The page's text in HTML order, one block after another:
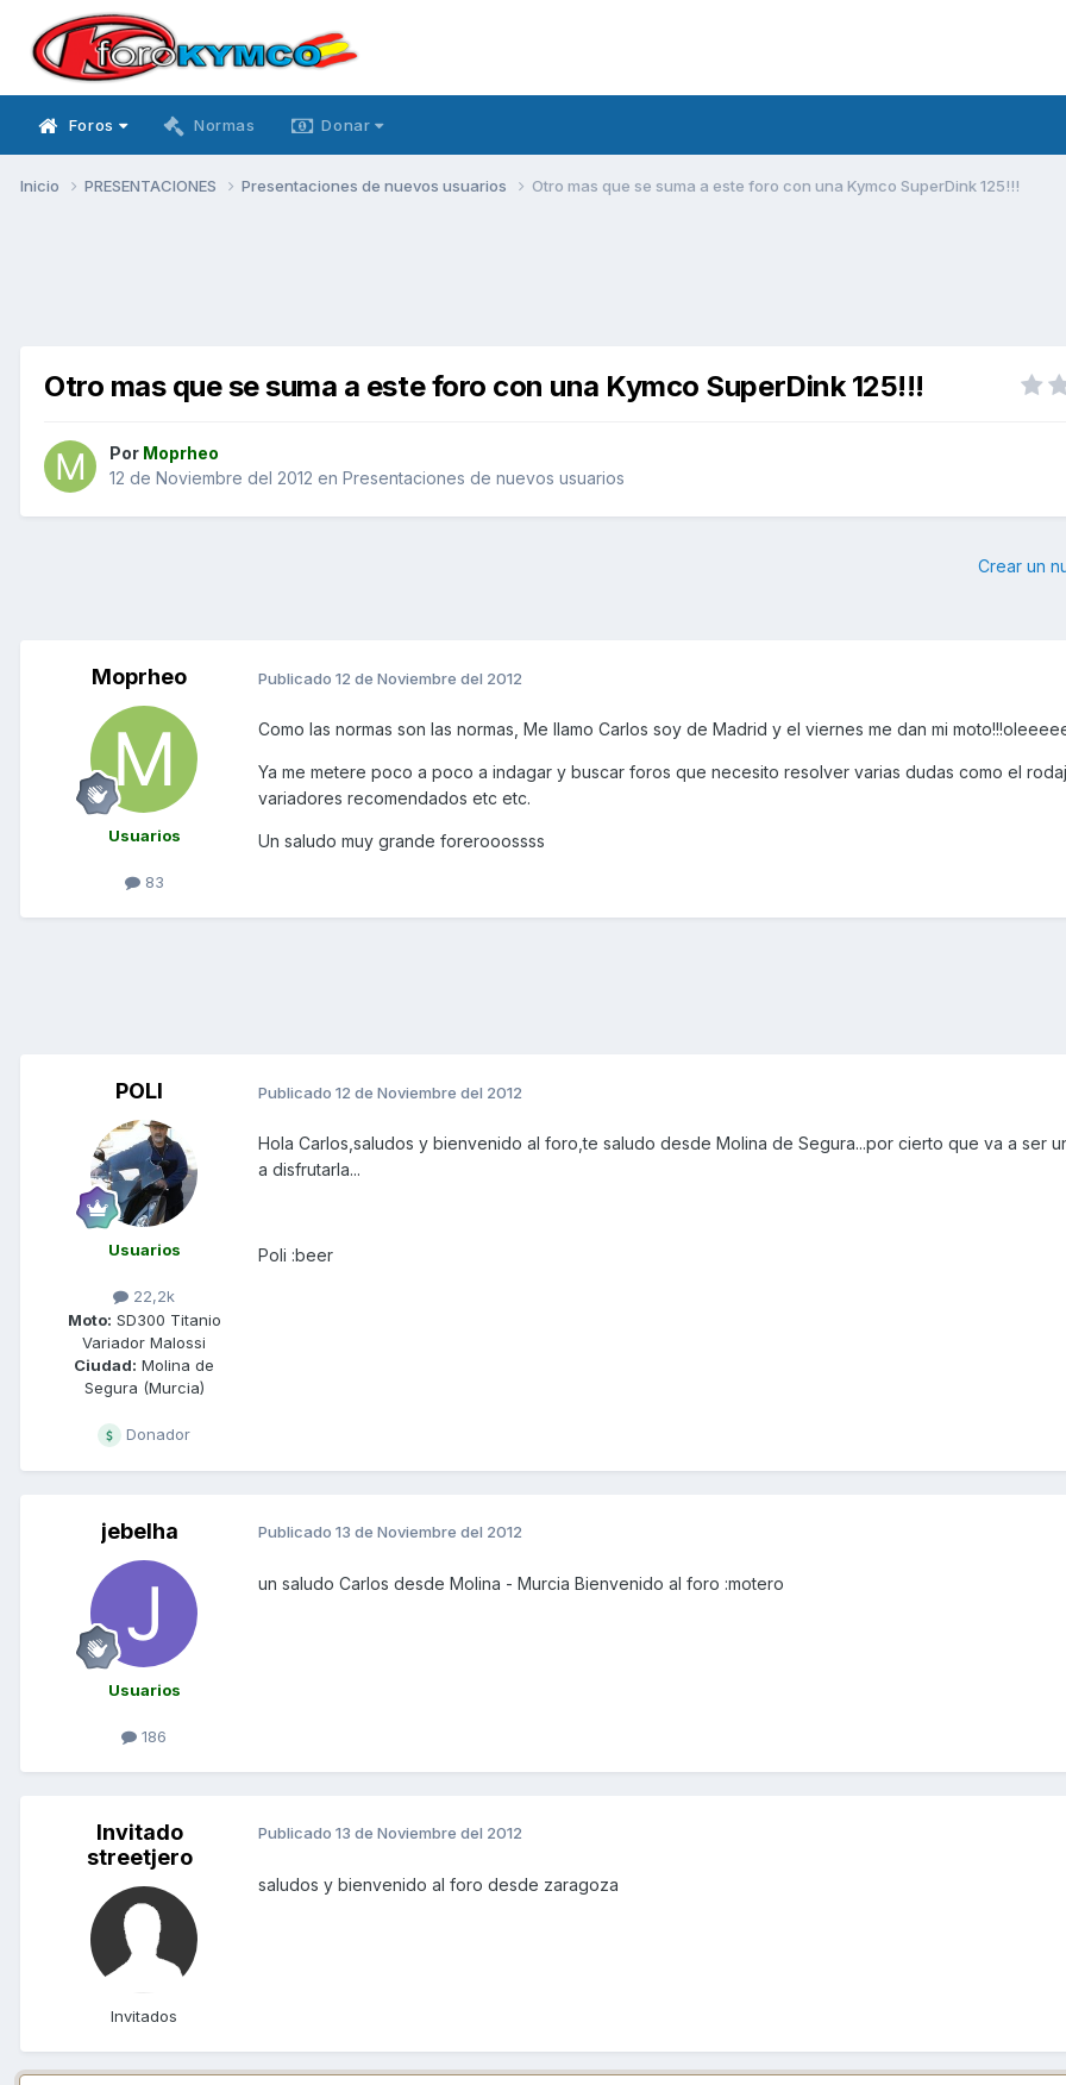
Foros Normas Donar
Inicio PRESENTACIONES Presentaciones de nuevos usuarios Otro mas que se suma a este foro con una Kymco SuperDink 125!!!
Otro mas que se suma a este foro con una Kymco SuperDink 125!!!
Por Moprheo
12 de Noviembre del 2012 en Presentaciones de nuevos usuarios
Crear un
Moprheo
Usuarios
83
Publicado 12 de Noviembre del 2012
Como las normas son las normas, Me llamo Carlos soy de Madrid y el viernes me dan mi
Ya me metere poco a poco a indagar y buscar foros que necesito resolver varias dudas como el
variadores recomendados etc etc.
Un saludo muy grande forerooossss
POLI
Usuarios
22,2k
Moto: SD300 Titanio
Variador Malossi
Ciudad: Molina de
Segura (Murcia)
Donador
Publicado 12 de Noviembre del 2012
Hola Carlos,saludos y bienvenido al foro,te saludo desde Molina de Segura...por cierto que va a ser
a disfrutarla...
Poli :beer
jebelha
Usuarios
186
Publicado 13 de Noviembre del 2012
un saludo Carlos desde Molina - Murcia Bienvenido al foro :motero
Invitado
streetjero
Invitados
Publicado 13 de Noviembre del 2012
saludos y bienvenido al foro desde zaragoza